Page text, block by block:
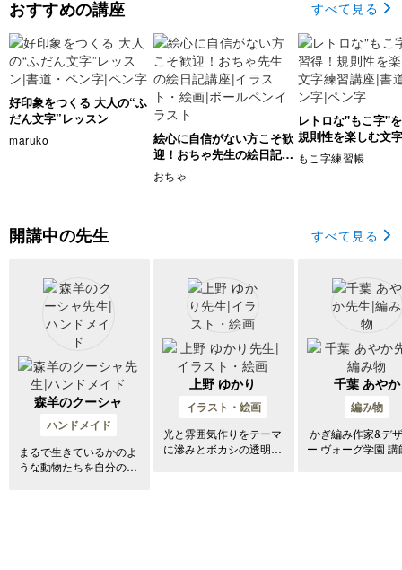
おすすめの講座 すべて見る
好印象をつくる 大人の“ふ
だん文字”レッスン
maruko
絵心に自信がない方こそ歓
迎！おちゃ先生の絵日記講
座
おちゃ
レトロな"もこ字"
規則性を楽しむ文
座
もこ字練習帳
開講中の先生 すべて見る
森羊のクーシャ
ハンドメイド
まるで生きているかのよ
うな動物たちを自分の手
上野 ゆかり
イラスト・絵画
光と雰囲気作りをテーマ
に滲みとボカシの透明水
千葉 あやか
編み物
かぎ編み作家&デ
ー ヴォーグ学園 講